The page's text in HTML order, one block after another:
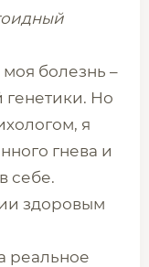
моя болезнь –
генетики. Но
я
гнева и
себе.
здоровым
реальное